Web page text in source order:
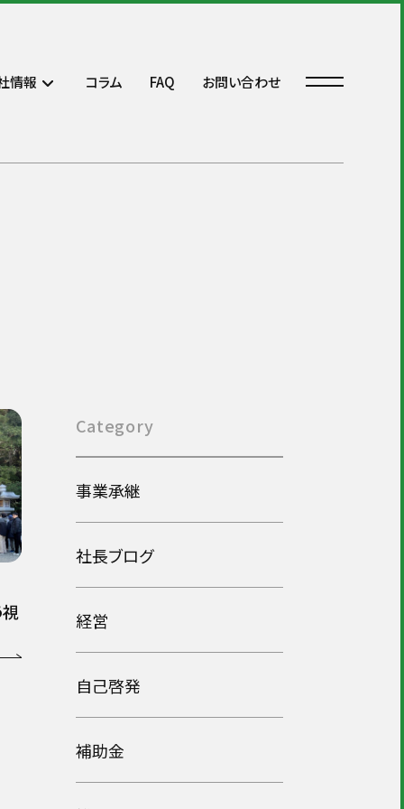
情報 コラム FAQ お問い合わせ
視
Category
事業承継
社長ブログ
経営
自己啓発
補助金